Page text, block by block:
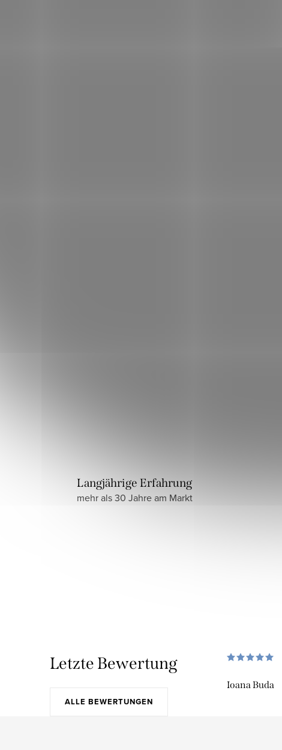
Langjährige Erfahrung
mehr als 30 Jahre am Markt
Letzte Bewertung
ALLE BEWERTUNGEN
Ioana Buda